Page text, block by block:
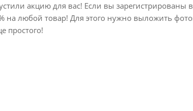
акцию для вас! Если вы зарегистрированы
на любой товар! Для этого нужно выложить
простого!